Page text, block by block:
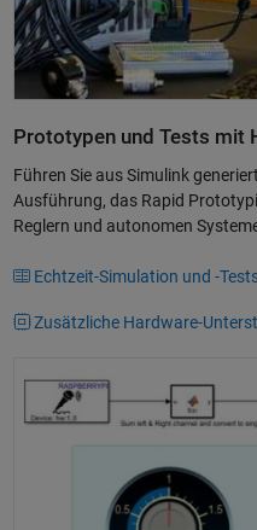
Prototypen und Tests mit
Führen Sie aus Simulink
Ausführung, das Rapid
Reglern und autonomen
Echtzeit-Simulation und -
Zusätzliche Hardware-